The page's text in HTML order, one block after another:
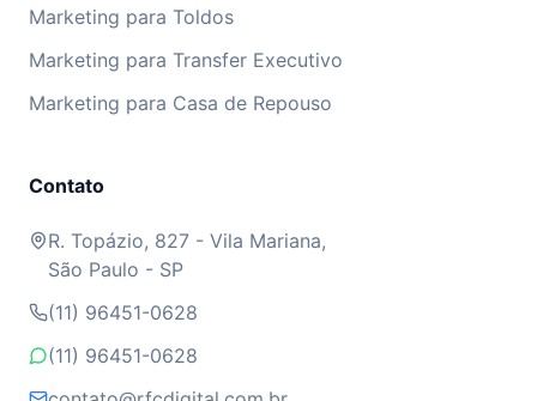
Marketing para Toldos
Marketing para Transfer Executivo
Marketing para Casa de Repouso
Contato
R. Topázio, 827 - Vila Mariana,
São Paulo - SP
(11) 96451-0628
(11) 96451-0628